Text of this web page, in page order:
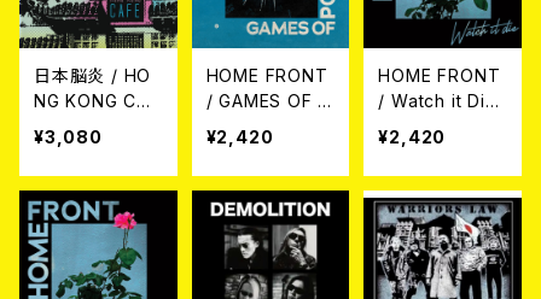
日本脳炎 / HO
NG KONG CAF
E CD
¥3,080
HOME FRONT
/ GAMES OF P
OWER (DIGIPA
CK CD)
¥2,420
HOME FRONT
/ Watch it Die
(CD)
¥2,420